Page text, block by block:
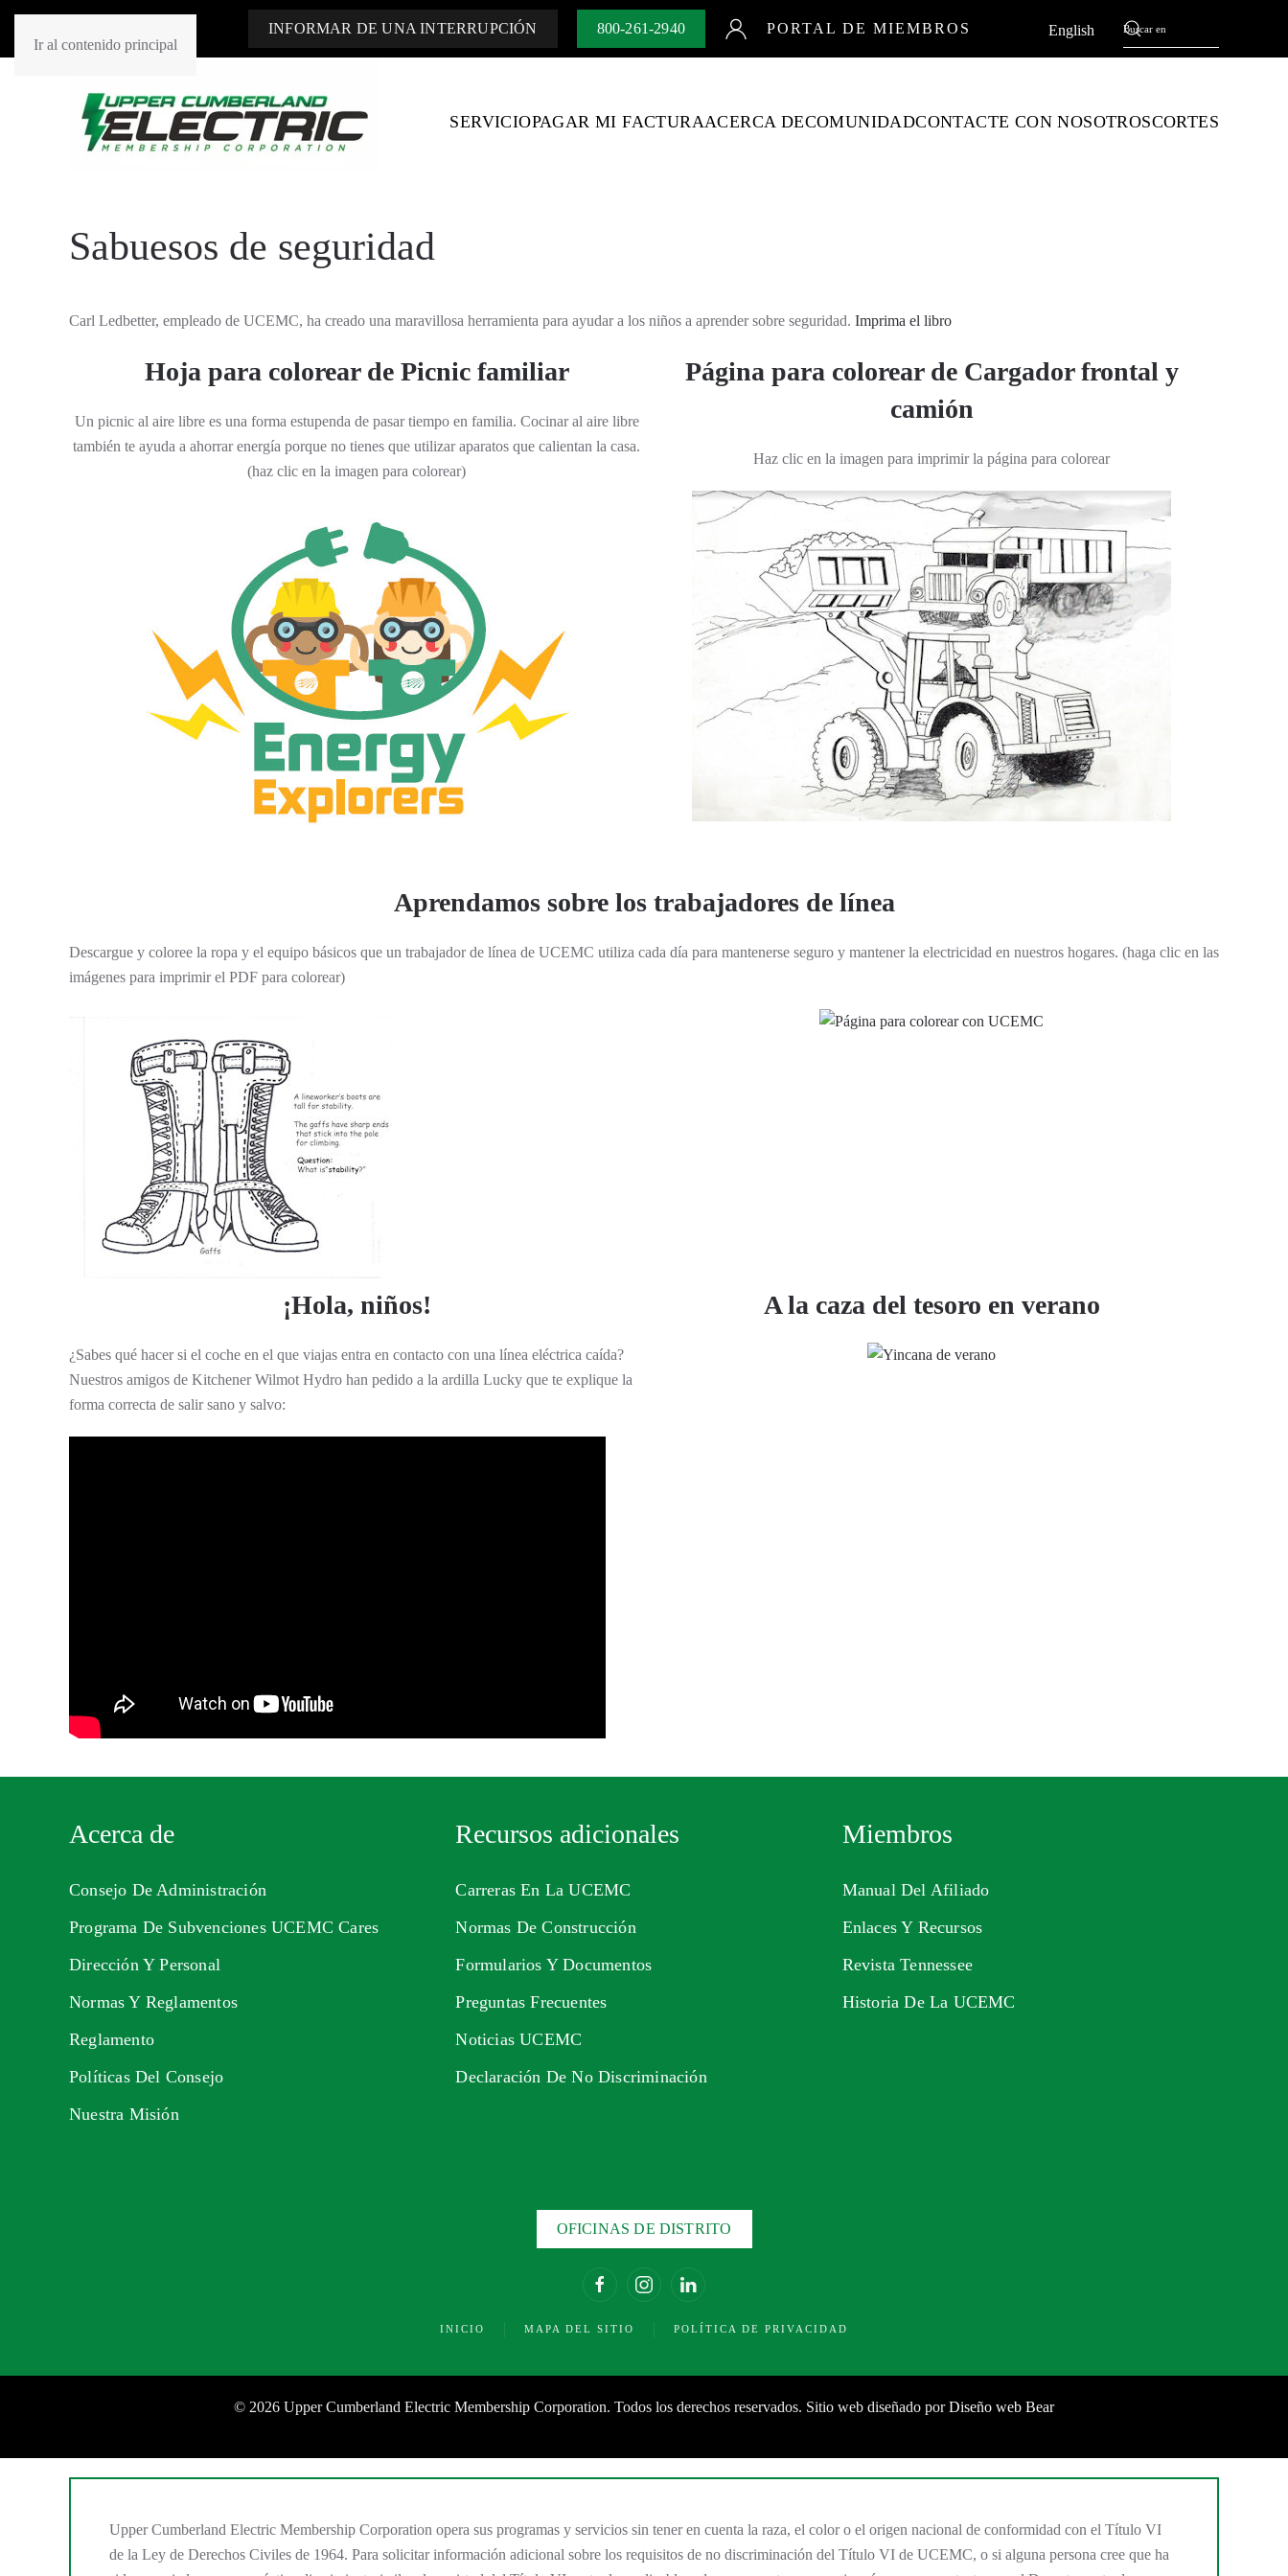
Ir al contenido principal
INFORMAR DE UNA INTERRUPCIÓN 800-261-2940 PORTAL DE MIEMBROS English
SERVICIOPAGAR MI FACTURAACERCA DECOMUNIDADCONTACTE CON NOSOTROSCORTES
Sabuesos de seguridad
Carl Ledbetter, empleado de UCEMC, ha creado una maravillosa herramienta para ayudar a los niños a aprender sobre seguridad. Imprima el libro
Hoja para colorear de Picnic familiar
Un picnic al aire libre es una forma estupenda de pasar tiempo en familia. Cocinar al aire libre
también te ayuda a ahorrar energía porque no tienes que utilizar aparatos que calientan la casa.
(haz clic en la imagen para colorear)
Página para colorear de Cargador frontal y
camión
Haz clic en la imagen para imprimir la página para colorear
Aprendamos sobre los trabajadores de línea
Descargue y coloree la ropa y el equipo básicos que un trabajador de línea de UCEMC utiliza cada día para mantenerse seguro y mantener la electricidad en nuestros hogares. (haga clic en las
imágenes para imprimir el PDF para colorear)
¡Hola, niños!
¿Sabes qué hacer si el coche en el que viajas entra en contacto con una línea eléctrica caída?
Nuestros amigos de Kitchener Wilmot Hydro han pedido a la ardilla Lucky que te explique la
forma correcta de salir sano y salvo:
A la caza del tesoro en verano
Acerca de
Consejo De Administración
Programa De Subvenciones UCEMC Cares
Dirección Y Personal
Normas Y Reglamentos
Reglamento
Políticas Del Consejo
Nuestra Misión
Recursos adicionales
Carreras En La UCEMC
Normas De Construcción
Formularios Y Documentos
Preguntas Frecuentes
Noticias UCEMC
Declaración De No Discriminación
Miembros
Manual Del Afiliado
Enlaces Y Recursos
Revista Tennessee
Historia De La UCEMC
OFICINAS DE DISTRITO
INICIO MAPA DEL SITIO POLÍTICA DE PRIVACIDAD
© 2026 Upper Cumberland Electric Membership Corporation. Todos los derechos reservados. Sitio web diseñado porDiseño web Bear
Upper Cumberland Electric Membership Corporation opera sus programas y servicios sin tener en cuenta la raza, el color o el origen nacional de conformidad con el Título VI
de la Ley de Derechos Civiles de 1964. Para solicitar información adicional sobre los requisitos de no discriminación del Título VI de UCEMC, o si alguna persona cree que ha